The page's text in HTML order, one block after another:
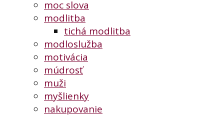
moc slova
modlitba
tichá modlitba
modloslužba
motivácia
múdrosť
muži
myšlienky
nakupovanie